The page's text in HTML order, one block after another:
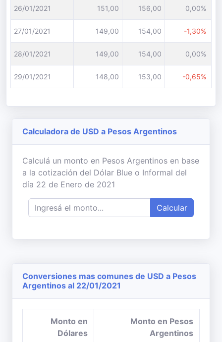
26/01/2021 151,00 156,00 0,00%
27/01/2021 149,00 154,00 -1,30%
28/01/2021 149,00 154,00 0,00%
29/01/2021 148,00 153,00 -0,65%
Calculadora de USD a Pesos Argentinos
Calculá un monto en Pesos Argentinos en base
a la cotización del Dólar Blue o Informal del
día 22 de Enero de 2021
Calcular
Conversiones mas comunes de USD a Pesos
Argentinos al 22/01/2021
Monto en
Dólares
Monto en Pesos
Argentinos